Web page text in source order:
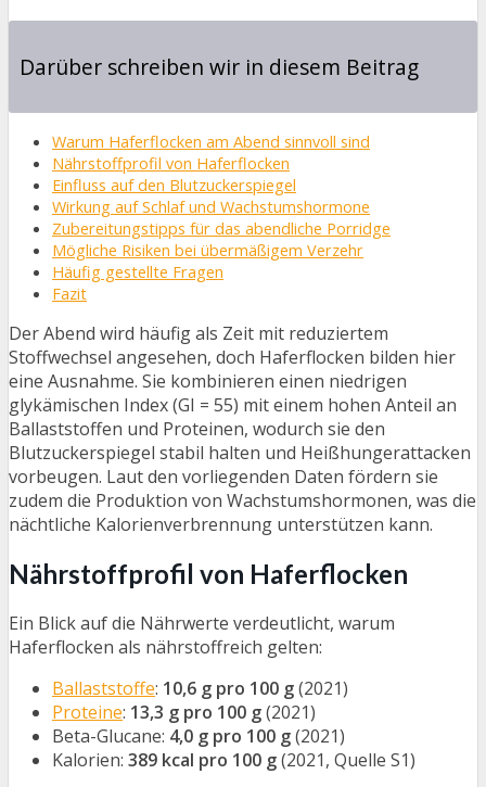
Darüber schreiben wir in diesem Beitrag
Warum Haferflocken am Abend sinnvoll sind
Nährstoffprofil von Haferflocken
Einfluss auf den Blutzuckerspiegel
Wirkung auf Schlaf und Wachstumshormone
Zubereitungstipps für das abendliche Porridge
Mögliche Risiken bei übermäßigem Verzehr
Häufig gestellte Fragen
Fazit
Der Abend wird häufig als Zeit mit reduziertem
Stoffwechsel angesehen, doch Haferflocken bilden hier
eine Ausnahme. Sie kombinieren einen niedrigen
glykämischen Index (GI = 55) mit einem hohen Anteil an
Ballaststoffen und Proteinen, wodurch sie den
Blutzuckerspiegel stabil halten und Heißhungerattacken
vorbeugen. Laut den vorliegenden Daten fördern sie
zudem die Produktion von Wachstumshormonen, was die
nächtliche Kalorienverbrennung unterstützen kann.
Nährstoffprofil von Haferflocken
Ein Blick auf die Nährwerte verdeutlicht, warum
Haferflocken als nährstoffreich gelten:
Ballaststoffe: 10,6 g pro 100 g(2021)
Proteine: 13,3 g pro 100 g(2021)
Beta-Glucane: 4,0 g pro 100 g(2021)
Kalorien: 389 kcal pro 100 g(2021, Quelle S1)